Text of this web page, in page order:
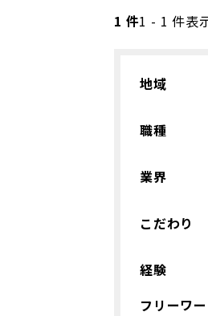
1 件1 - 1 件表
地域
職種
業界
こだわり
経験
フリーワ